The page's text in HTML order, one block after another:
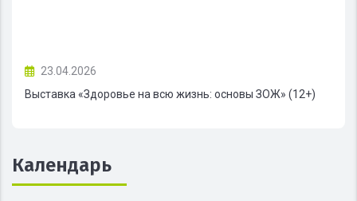
23.04.2026
Выставка «Здоровье на всю жизнь: основы ЗОЖ» (12+)
Календарь